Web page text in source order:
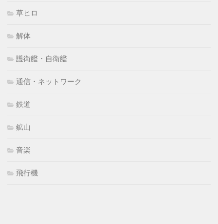
草ヒロ
解体
護衛艦・自衛艦
通信・ネットワーク
鉄道
鉱山
音楽
飛行機